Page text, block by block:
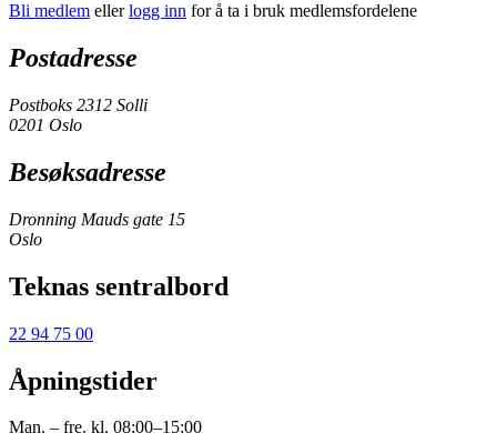
Bli medlem ellerlogg inn for å ta i bruk medlemsfordelene
Postadresse
Postboks 2312 Solli
0201 Oslo
Besøksadresse
Dronning Mauds gate 15
Oslo
Teknas sentralbord
22 94 75 00
Åpningstider
Man. – fre. kl. 08:00–15:00